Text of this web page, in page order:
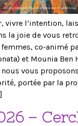
vivre l’intention,
la joie de vous
co-animé
et Mounia Ben
nous vous
portée par la
–